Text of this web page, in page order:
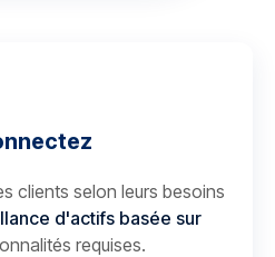
clients selon leurs besoins
d'actifs basée sur
requises.